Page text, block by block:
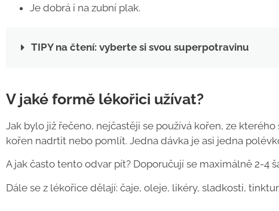
Je dobrá i na zubní plak.
TIPY na čtení: vyberte si svou superpotravinu
V jaké formě lékořici užívat?
Jak bylo již řečeno, nejčastěji se používá kořen, ze
kořen nadrtit nebo pomlít. Jedna dávka je asi jedna
A jak často tento odvar pít? Doporučují se maximálně 2-4
Dále se z lékořice dělají: čaje, oleje, likéry, sladkosti,